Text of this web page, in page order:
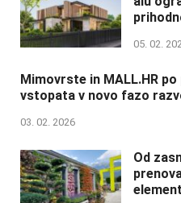
05. 02.
Mimovrste in MALL.HR
vstopata v novo fazo
03. 02. 2026
Od